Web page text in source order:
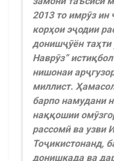
2013 то имрӯз
корҳои эҷодии
донишҷӯён таҳти
Наврӯз”
нишонаи
миллист.
барпо намудани
наққошии
рассомӣ ва узви
Тоҷикистонанд,
донишкада ва